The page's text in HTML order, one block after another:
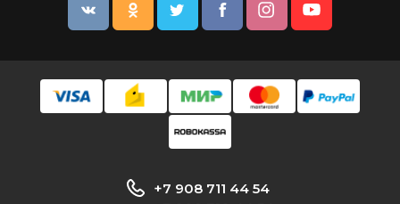
+7 908 711 44 54